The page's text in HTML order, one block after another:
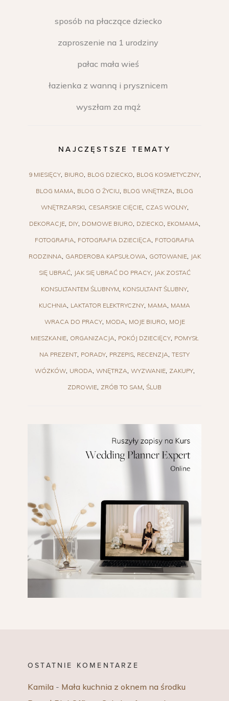
sposób na płaczące dziecko
zaproszenie na 1 urodziny
pałac mała wieś
łazienka z wanną i prysznicem
wyszłam za mąż
NAJCZĘSTSZE TEMATY
9 MIESIĘCY BIURO BLOG DZIECKO BLOG KOSMETYCZNY
BLOG MAMA BLOG O ŻYCIU BLOG WNĘTRZA BLOG
WNĘTRZARSKI CESARSKIE CIĘCIE CZAS WOLNY
DEKORACJE DIY DOMOWE BIURO DZIECKO EKOMAMA
FOTOGRAFIA FOTOGRAFIA DZIECIĘCA FOTOGRAFIA
RODZINNA GARDEROBA KAPSUŁOWA GOTOWANIE JAK
SIĘ UBRAĆ JAK SIĘ UBRAĆ DO PRACY JAK ZOSTAĆ
KONSULTANTEM ŚLUBNYM KONSULTANT ŚLUBNY
KUCHNIA LAKTATOR ELEKTRYCZNY MAMA MAMA
WRACA DO PRACY MODA MOJE BIURO MOJE
MIESZKANIE ORGANIZACJA POKÓJ DZIECIĘCY POMYSŁ
NA PREZENT PORADY PRZEPIS RECENZJA TESTY
WÓZKÓW URODA WNĘTRZA WYZWANIE ZAKUPY
ZDROWIE ZRÓB TO SAM ŚLUB
OSTATNIE KOMENTARZE
Kamila - Mała kuchnia z oknem na środku